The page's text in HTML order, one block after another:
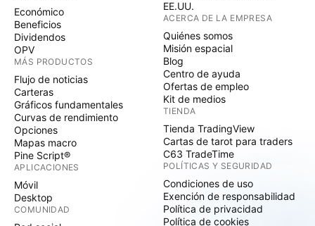
Económico
Beneficios
Dividendos
OPV
MÁS PRODUCTOS
Flujo de noticias
Carteras
Gráficos fundamentales
Curvas de rendimiento
Opciones
Mapas macro
Pine Script®
APLICACIONES
Móvil
Desktop
COMUNIDAD
EE.UU.
ACERCA DE LA EMPRESA
Quiénes somos
Misión espacial
Blog
Centro de ayuda
Ofertas de empleo
Kit de medios
TIENDA
Tienda TradingView
Cartas de tarot para traders
C63 TradeTime
POLÍTICAS Y SEGURIDAD
Condiciones de uso
Exención de responsabilidad
Política de privacidad
Política de cookies